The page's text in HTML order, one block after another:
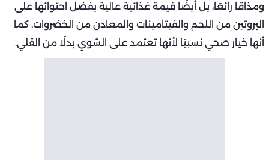
ومذاقًا رائعًا، بل أيضًا قيمة غذائية عالية بفضل احتوائها على
البروتين من اللحم والفيتامينات والمعادن من الخضروات. كما
أنها خيار صحي نسبيًا لأنها تعتمد على الشوي بدلًا من القلي.